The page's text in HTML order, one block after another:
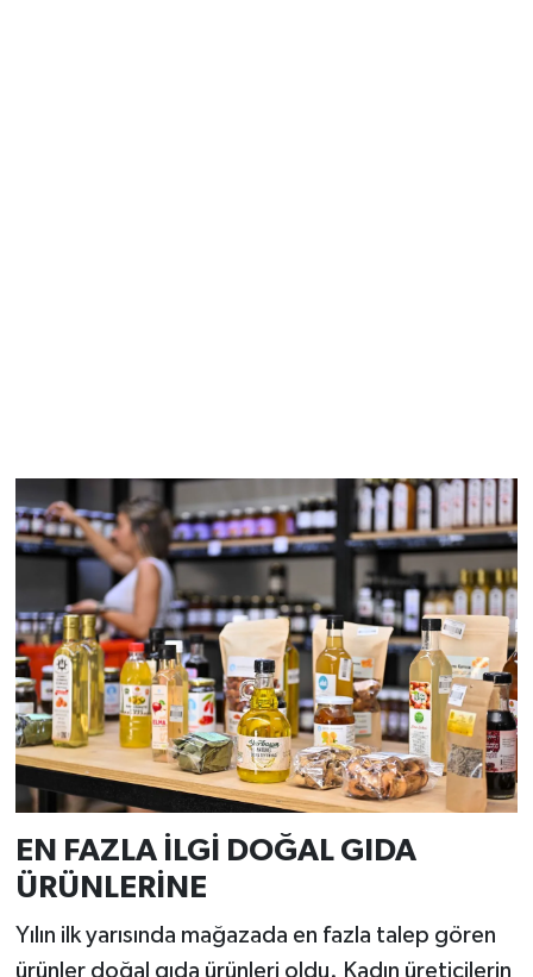
EN FAZLA İLGİ DOĞAL GIDA
ÜRÜNLERİNE
Yılın ilk yarısında mağazada en fazla talep gören
ürünler doğal gıda ürünleri oldu. Kadın üreticilerin